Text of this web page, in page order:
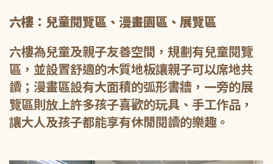
六樓：兒童閱覽區、漫畫園區、展覽區
六樓為兒童及親子友善空間，規劃有兒童閱覽
區，並設置舒適的木質地板讓親子可以席地共
讀；漫畫區設有大面積的弧形書牆，一旁的展
覽區則放上許多孩子喜歡的玩具、手工作品，
讓大人及孩子都能享有休閒閱讀的樂趣。